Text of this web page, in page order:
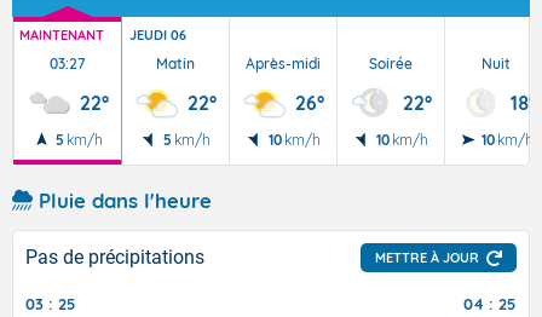
MAINTENANT
03:27
22°
5 km/h
JEUDI 06
Matin
22°
5 km/h
Après-midi
26°
10 km/h
Soirée
22°
10 km/h
Nuit
18°
10 km/h
Pluie dans l'heure
Pas de précipitations METTRE À JOUR
03 : 25 04 : 25